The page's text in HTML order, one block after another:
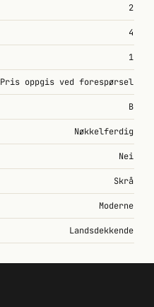
2
4
1
Pris oppgis ved forespørsel
B
Nøkkelferdig
Nei
Skrå
Moderne
Landsdekkende